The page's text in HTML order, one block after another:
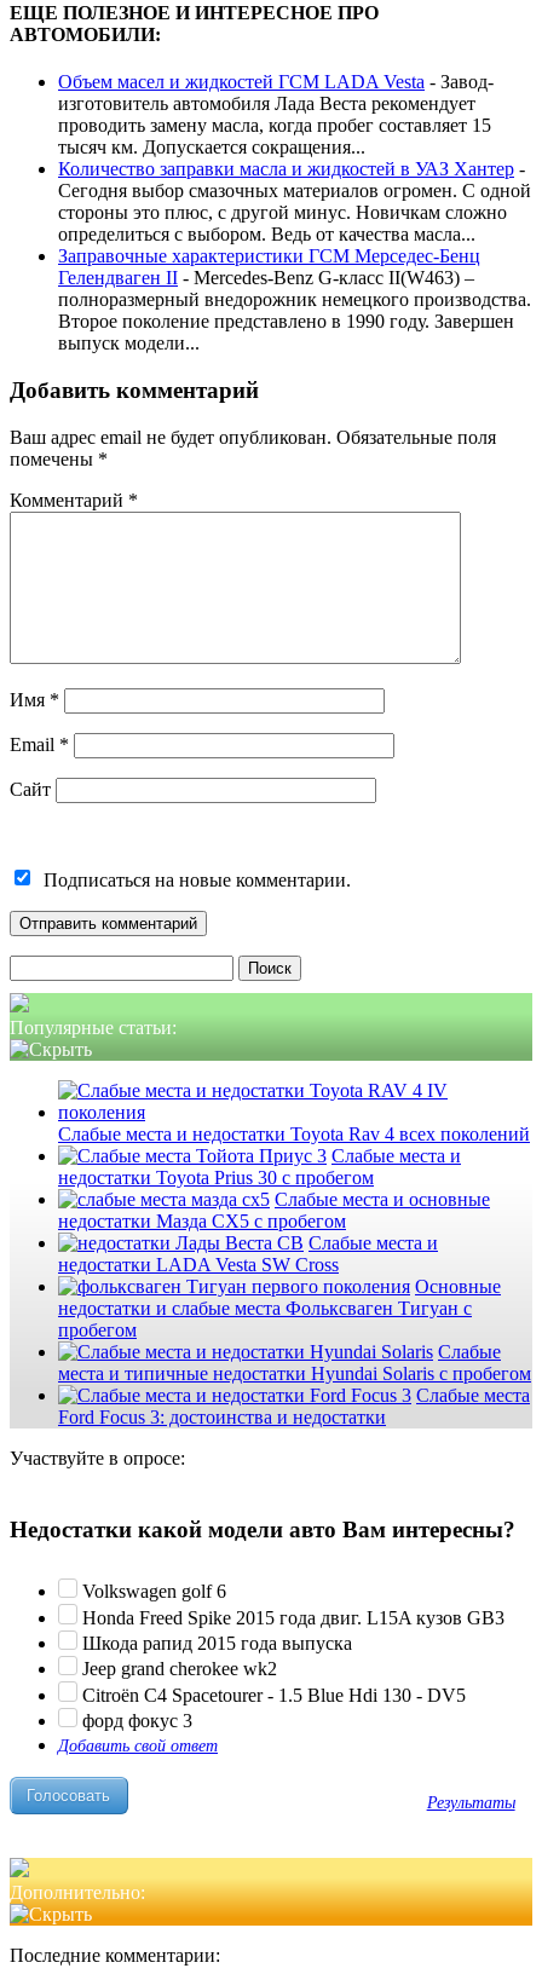
ЕЩЕ ПОЛЕЗНОЕ И ИНТЕРЕСНОЕ ПРО
АВТОМОБИЛИ:
Объем масел и жидкостей ГСМ LADA Vesta - Завод-
изготовитель автомобиля Лада Веста рекомендует
проводить замену масла, когда пробег составляет 15
тысяч км. Допускается сокращения...
Количество заправки масла и жидкостей в УАЗ Хантер -
Сегодня выбор смазочных материалов огромен. С одной
стороны это плюс, с другой минус. Новичкам сложно
определиться с выбором. Ведь от качества масла...
Заправочные характеристики ГСМ Мерседес-Бенц
Гелендваген II - Mercedes-Benz G-класс II(W463) –
полноразмерный внедорожник немецкого производства.
Второе поколение представлено в 1990 году. Завершен
выпуск модели...
Добавить комментарий
Ваш адрес email не будет опубликован. Обязательные поля
помечены *
Комментарий *
Имя *
Email *
Сайт
Подписаться на новые комментарии.
Популярные статьи:
Слабые места и недостатки Toyota Rav 4 всех поколений
Слабые места и
недостатки Toyota Prius 30 с пробегом
Слабые места и основные
недостатки Мазда СХ5 с пробегом
Слабые места и
недостатки LADA Vesta SW Cross
Основные
недостатки и слабые места Фольксваген Тигуан с
пробегом
Слабые
места и типичные недостатки Hyundai Solaris с пробегом
Слабые места
Ford Focus 3: достоинства и недостатки
Участвуйте в опросе:
Недостатки какой модели авто Вам интересны?
Volkswagen golf 6
Honda Freed Spike 2015 года двиг. L15A кузов GB3
Шкода рапид 2015 года выпуска
Jeep grand cherokee wk2
Citroën C4 Spacetourer - 1.5 Blue Hdi 130 - DV5
форд фокус 3
Добавить свой ответ
Результаты
Дополнительно:
Последние комментарии: